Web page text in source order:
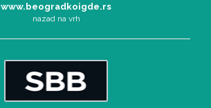
www.beogradkoigde.rs
nazad na vrh